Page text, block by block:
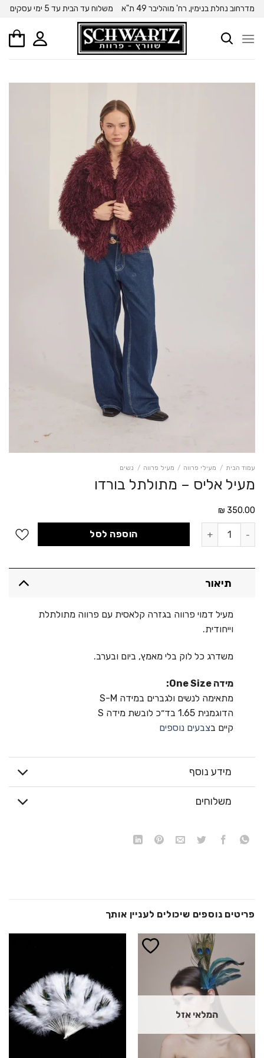
Skip
content
מדרחוב נחלת בנימין, רח' מוהליבר 49 ת"א משלוח עד הבית עד 5 ימי עסקים
עמוד הבית / מעילי פרווה / מעיל פרווה / נשים
מעיל אליס – מתולתל בורדו
350.00
₪
כמות של מעיל אליס - מתולתל בורדוהוספה לסל
תיאור
מעיל דמוי פרווה בגזרה קלאסית עם פרווה מתולתלת
וייחודית.
משדרג כל לוק בלי מאמץ, ביום ובערב.
מידה One Size:
מתאימה לנשים ולגברים במידה S-M
הדוגמנית 1.65 בד״כ לובשת מידה S
קיים בצבעים נוספים
מידע נוסף
משלוחים
פריטים נוספים שיכולים לעניין אותך
המלאי אזל